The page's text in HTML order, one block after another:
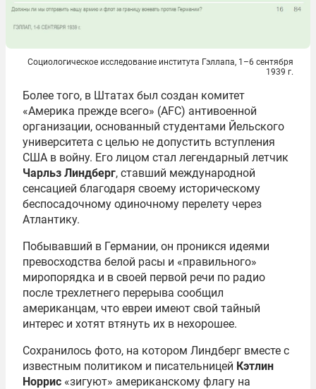
Социологическое исследование института Гэллапа, 1–6 сентября
1939 г.
Более того, в Штатах был создан комитет
«Америка прежде всего» (AFС) антивоенной
организации, основанный студентами Йельского
университета с целью не допустить вступления
США в войну. Его лицом стал легендарный летчик
Чарльз Линдберг, ставший международной
сенсацией благодаря своему историческому
беспосадочному одиночному перелету через
Атлантику.
Побывавший в Германии, он проникся идеями
превосходства белой расы и «правильного»
миропорядка и в своей первой речи по радио
после трехлетнего перерыва сообщил
американцам, что евреи имеют свой тайный
интерес и хотят втянуть их в нехорошее.
Сохранилось фото, на котором Линдберг вместе с
известным политиком и писательницей Кэтлин
Норрис «зигуют» американскому флагу на